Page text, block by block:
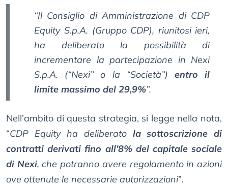
“Il Consiglio di Amministrazione di CDP
Equity S.p.A. (Gruppo CDP), riunitosi ieri,
ha deliberato la possibilità di
incrementare la partecipazione in Nexi
S.p.A. (“Nexi” o la “Società”) entro il
limite massimo del 29,9%”.
Nell’ambito di questa strategia, si legge nella nota,
“CDP Equity ha deliberato la sottoscrizione di
contratti derivati fino all’8% del capitale sociale
di Nexi, che potranno avere regolamento in azioni
ove ottenute le necessarie autorizzazioni”.